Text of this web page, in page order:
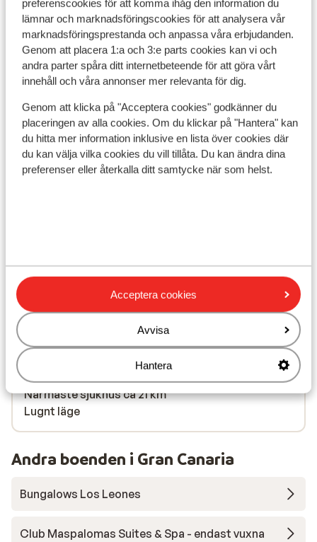
preferenscookies för att komma ihåg den information du
lämnar och marknadsföringscookies för att analysera vår
marknadsföringsprestanda och anpassa våra erbjudanden.
Genom att placera 1:a och 3:e parts cookies kan vi och
andra parter spåra ditt internetbeteende för att göra vårt
innehåll och våra annonser mer relevanta för dig.
Genom att klicka på "Acceptera cookies" godkänner du
placeringen av alla cookies. Om du klickar på "Hantera" kan
du hitta mer information inklusive en lista över cookies där
du kan välja vilka cookies du vill tillåta. Du kan ändra dina
preferenser eller återkalla ditt samtycke när som helst.
Acceptera cookies
Avvisa
Hantera
warmer zijn, omdat het regelmatig aan de
koude kant was. Het zwembad bij het hotel
is goed verzorgd en er waren eigenlijk
altijd voldoende ligbedden beschikbaar,
wat erg prettig is. Het waterpark is
absoluut een grote aanrader en een
enorme plus van dit hotel. De glijbanen zijn
fantastisch en je kunt je daar gemakkelijk
een hele dag vermaken. Wel vonden wij dat
de hygiëne daar iets beter kon. Er werd niet
ben je op zoek naar een schoon hotel met
vriendelijk personeelsuitje, een fijn
zwembad en een geweldig waterpark, dan
is dit zeker een aanrader.
voor
Visa på karta
I området
Avstånd till stranden ca 250 m (sandstrand, via en
Avstånd till busshållplats ca 50 m
Avstånd till uttagsautomat (på boendet)
Närmaste butiker ca 200 m
Närmaste kiosk ca 200 m
Närmaste restaurang ca 250 m
Närmaste apotek ca 8 km
Närmaste läkare ca 250 m
Närmaste sjukhus ca 21 km
Lugnt läge
Andra boenden i Gran Canaria
Bungalows Los Leones
Club Maspalomas Suites & Spa - endast vuxna